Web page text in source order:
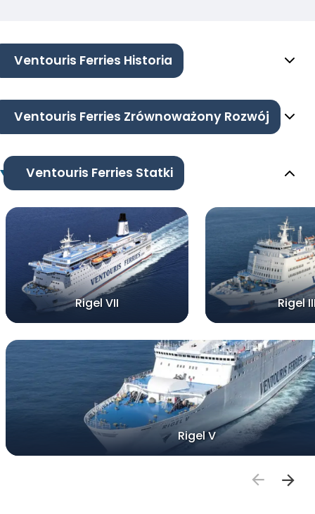
Ventouris Ferries Historia
Ventouris Ferries Zrównoważony Rozwój
Ventouris Ferries Statki
Rigel VII Rigel
Rigel V